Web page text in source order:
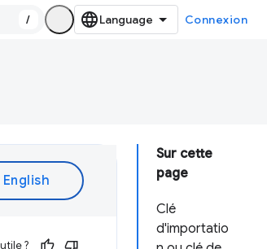
/ Connexion
Sur cette
page
Clé
d'importatio
?